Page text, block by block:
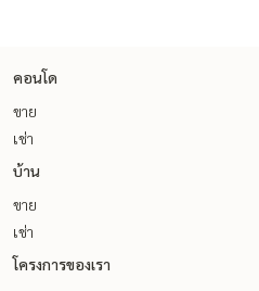
คอนโด
ขาย
เช่า
บ้าน
ขาย
เช่า
โครงการของเรา